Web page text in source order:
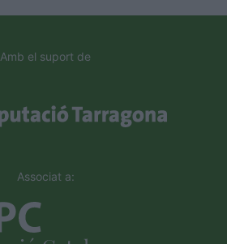
Amb el suport de
Associat a: